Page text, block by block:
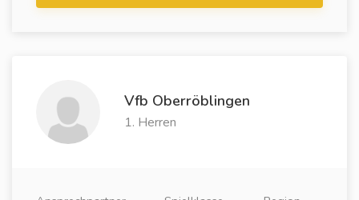
Vfb Oberröblingen
1. Herren